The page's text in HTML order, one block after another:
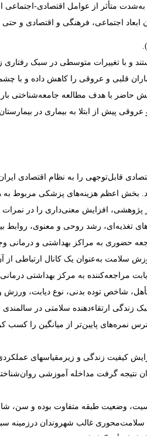
متأثر از عوامل اقتصادی‌-‌
ابعاد اجتماعی، فرهنگی و اقتصادی و
و با تغییرات متوسطی در سبک
قلبی و عروقی را کاهش داده و با
حاضر با هدف مطالعه جامعه‌شناختی
پیش از ابتلا به بیماری در
قابل‌توجهی را به نظام اقتصادی
به دلیل مرگ زودرس 933 میلیون دلار برآورد شد. بخش اعظم
در پژوهشی، افزایش معنی‌داری را در
تغذیه‌ای، رشد روحی و معنوی، روابط
حضوری به مراکز بهداشتی و درمانی
سلامت به‌عنوان یک کانال ارتباطی از
شاخص توده بدنی، نوع دیابت، ورزش و
نمره‌های پایین‌تر از میانگین را کسب
کیفیت زندگی و زیرمقیاسهای عملکردی
با فاصله زمانی 30 روز نیز پایدار بود. می‌توان نتیجه گرفت مداخله
جنسیت، وضعیت طبقه متفاوت بوده و
غالب شهروندان درزمینه